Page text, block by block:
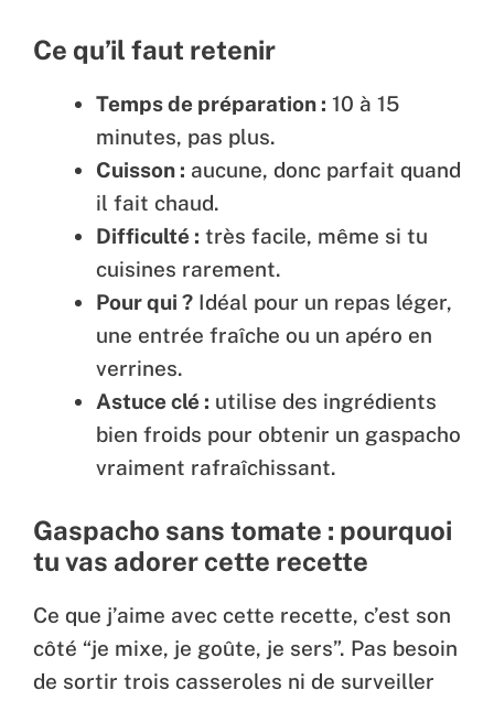
Ce qu’il faut retenir
Temps de préparation : 10 à 15
minutes, pas plus.
Cuisson : aucune, donc parfait quand
il fait chaud.
Difficulté : très facile, même si tu
cuisines rarement.
Pour qui ? Idéal pour un repas léger,
une entrée fraîche ou un apéro en
verrines.
Astuce clé : utilise des ingrédients
bien froids pour obtenir un gaspacho
vraiment rafraîchissant.
Gaspacho sans tomate : pourquoi
tu vas adorer cette recette
Ce que j’aime avec cette recette, c’est son
côté “je mixe, je goûte, je sers”. Pas besoin
de sortir trois casseroles ni de surveiller